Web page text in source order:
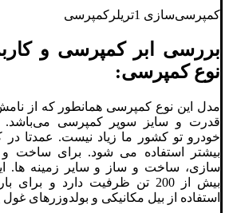
کمپرسی‌سازی 1تریلر‌کمپرسی
بررسی ابر کمپرسی و
نوع کمپرسی:
مدل این نوع کمپرسی همانطور که از
قدرت و سایز سوپر کمپرسی می‌باشد.
خودرو تو کشور ما زیاد نیست. عمدتا در
بیشتر استفاده می شود. برای ساخت و
سازی، ساخت و ساز و سایر زمینه ها.
بیش از 200 تن ظرفیت دارد و
استفاده از بیل مکانیکی و بولدوزرهای